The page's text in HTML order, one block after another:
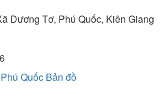
Dương Tơ, Phú Quốc, Kiên Giang
Quốc Bản đồ